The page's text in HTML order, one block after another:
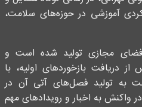
آموزشی در حوزه‌های سلامت،
فضای مجازی تولید شده است و
دریافت بازخوردهای اولیه، با
به تولید فصل‌های آتی آن در
واکنش به اخبار و رویدادهای مهم